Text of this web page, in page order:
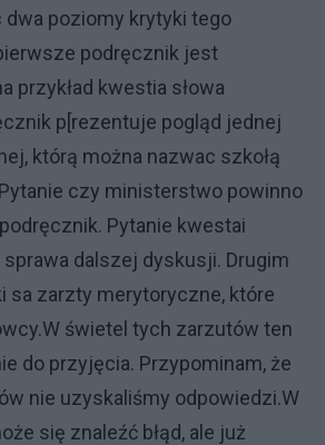
dwa poziomy krytyki tego
podręcznik jest
przykład kwestia słowa
p[rezentuje pogląd jednej
którą można nazwac szkołą
czy ministerstwo powinno
Pytanie kwestai
dalszej dyskusji. Drugim
sa zarzty merytoryczne, które
świetel tych zarzutów ten
do przyjęcia. Przypominam, że
nie uzyskaliśmy odpowiedzi.W
się znaleźć błąd, ale już